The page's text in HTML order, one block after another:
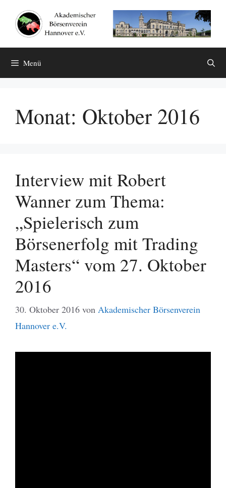
Inhalt
springen
Menü
Monat: Oktober 2016
Interview mit Robert
Wanner zum Thema:
„Spielerisch zum
Börsenerfolg mit Trading
Masters“ vom 27. Oktober
2016
30. Oktober 2016 von Akademischer Börsenverein
Hannover e.V.